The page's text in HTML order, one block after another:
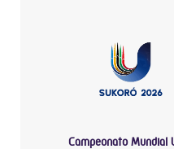
Campeonato Mundial